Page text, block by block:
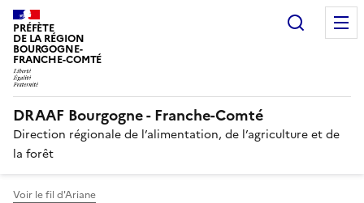
PRÉFÈTE
DE LA RÉGION
BOURGOGNE-
FRANCHE-COMTÉ
DRAAF Bourgogne - Franche-Comté
Direction régionale de l’alimentation, de l’agriculture et de
la forêt
Voir le fil d'Ariane